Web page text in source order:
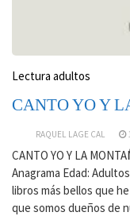
Lectura adultos
CANTO YO Y
RAQUEL LAGE CAL
CANTO YO Y LA
Anagrama Edad:
libros más bellos que
que somos dueños de